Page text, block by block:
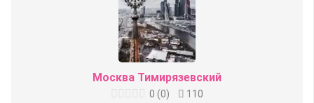
Москва Тимирязевский
0 (0)
110